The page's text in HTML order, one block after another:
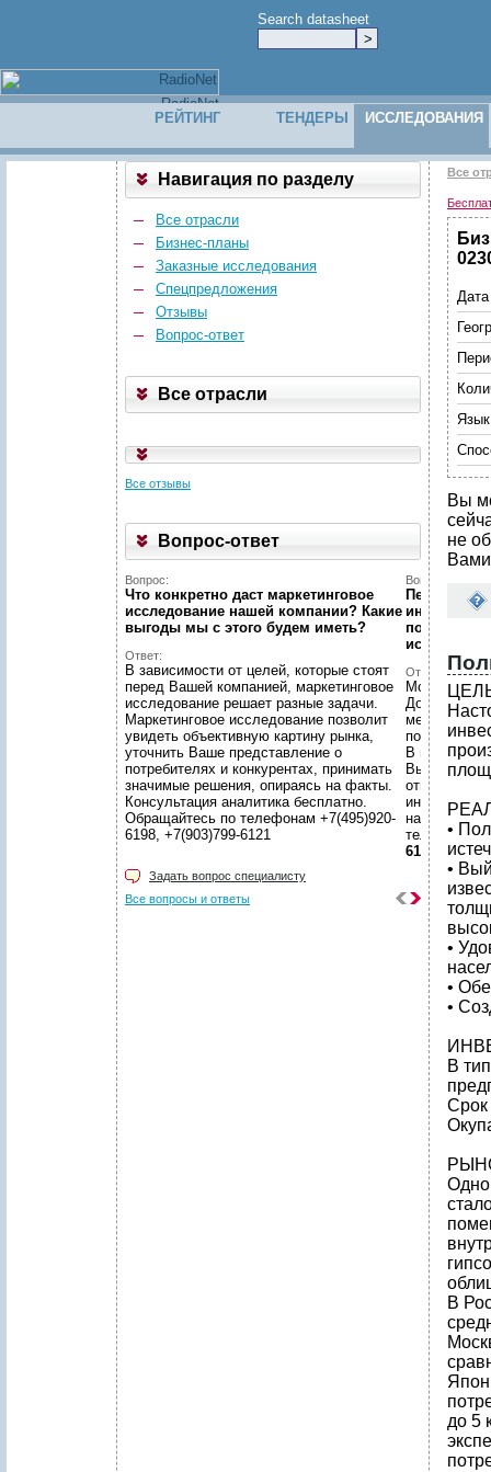
Search datasheet
РЕЙТИНГ ТЕНДЕРЫ ИССЛЕДОВАНИЯ
Навигация по разделу
Все отрасли
Бизнес-планы
Заказные исследования
Спецпредложения
Отзывы
Вопрос-ответ
Все отрасли
Все отзывы
Вопрос-ответ
Вопрос:
Что конкретно даст маркетинговое
исследование нашей компании? Какие
выгоды мы c этого будем иметь?
Ответ:
В зависимости от целей, которые стоят
перед Вашей компанией, маркетинговое
исследование решает разные задачи.
Маркетинговое исследование позволит
увидеть объективную картину рынка,
уточнить Ваше представление о
потребителях и конкурентах, принимать
значимые решения, опираясь на факты.
Консультация аналитика бесплатно.
Обращайтесь по телефонам +7(495)920-
6198, +7(903)799-6121
Вопрос:
Первый раз
интернет...
Ответ:
Можно! Мы
менеджером
подготовят
В нашем
Вы сможете
находится
телефонам
6121
Задать вопрос специалисту
Все вопросы и ответы
Все
Вы
не
•
•
•
•
•
В
Срок
В
до 5